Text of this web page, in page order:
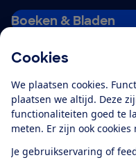
Cookies
We plaatsen cookies.
plaatsen we altijd. Deze
functionaliteiten goed te
meten. Er zijn ook cookies
Je gebruikservaring of
Boeken & Bladen
Alles